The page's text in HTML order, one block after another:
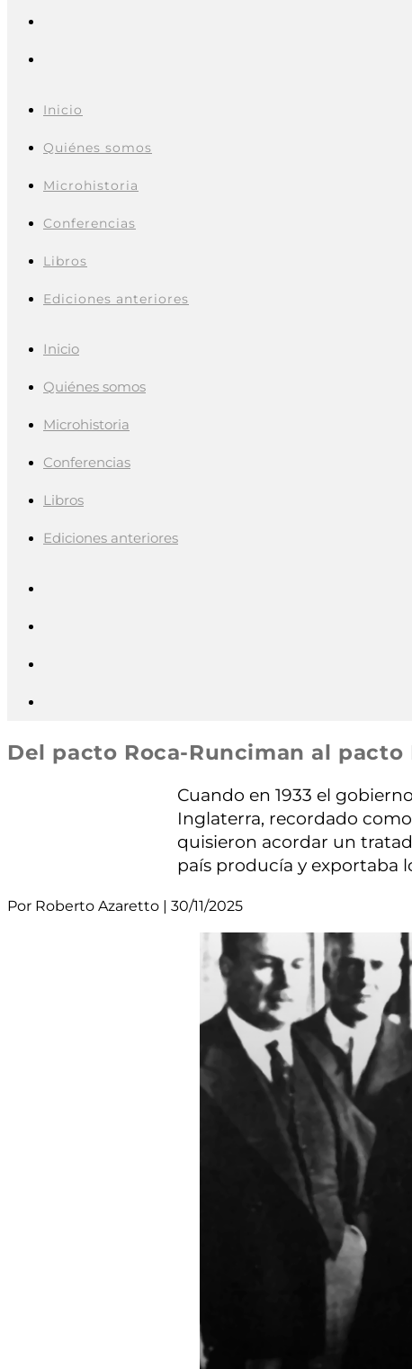
Inicio
Quiénes somos
Microhistoria
Conferencias
Libros
Ediciones anteriores
Inicio
Quiénes somos
Microhistoria
Conferencias
Libros
Ediciones anteriores
Del pacto Roca-Runciman al pacto
Cuando en 1933 el
Inglaterra, recordado
quisieron acordar un
país producía y exportaba
Por Roberto Azaretto | 30/11/2025